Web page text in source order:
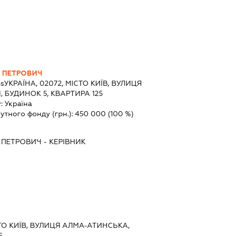
ПЕТРОВИЧ
УКРАЇНА, 02072, МІСТО КИЇВ, ВУЛИЦЯ
5, КВАРТИРА 125
Україна
фонду (грн.): 450 000 (100 %)
- КЕРІВНИК
КИЇВ, ВУЛИЦЯ АЛМА-АТИНСЬКА,